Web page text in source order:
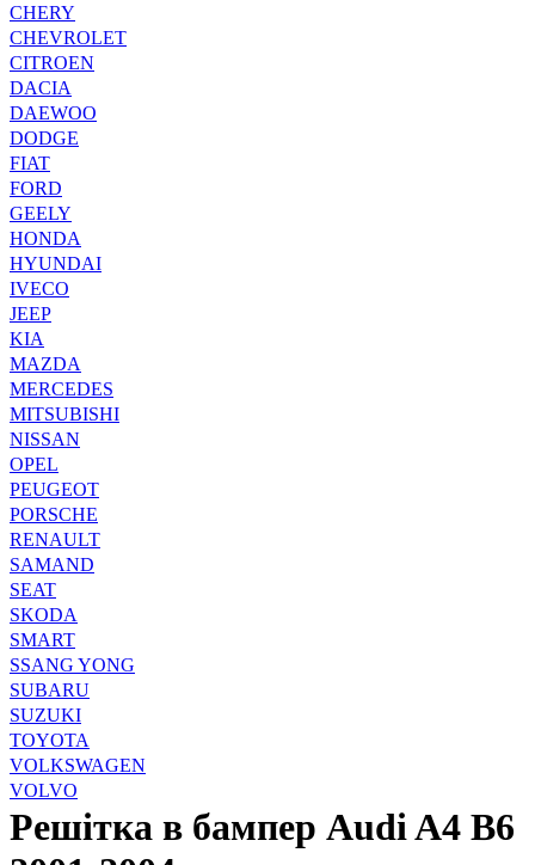
CHERY
CHEVROLET
CITROEN
DACIA
DAEWOO
DODGE
FIAT
FORD
GEELY
HONDA
HYUNDAI
IVECO
JEEP
KIA
MAZDA
MERCEDES
MITSUBISHI
NISSAN
OPEL
PEUGEOT
PORSCHE
RENAULT
SAMAND
SEAT
SKODA
SMART
SSANG YONG
SUBARU
SUZUKI
TOYOTA
VOLKSWAGEN
VOLVO
Решітка в бампер Audi A4 B6